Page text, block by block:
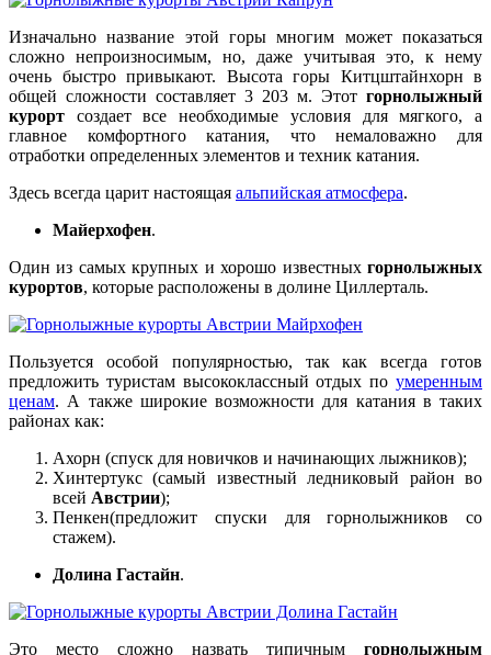
Изначально название этой горы многим может показаться
сложно непроизносимым, но, даже учитывая это, к нему
очень быстро привыкают. Высота горы Китцштайнхорн в
общей сложности составляет 3 203 м. Этот горнолыжный
курорт создает все необходимые условия для мягкого, а
главное комфортного катания, что немаловажно для
отработки определенных элементов и техник катания.
Здесь всегда царит настоящая альпийская атмосфера.
Майерхофен.
Один из самых крупных и хорошо известных горнолыжных
курортов, которые расположены в долине Циллерталь.
Пользуется особой популярностью, так как всегда готов
предложить туристам высококлассный отдых по умеренным
ценам. А также широкие возможности для катания в таких
районах как:
Ахорн (спуск для новичков и начинающих лыжников);
Хинтертукс (самый известный ледниковый район во
всей Австрии);
Пенкен(предложит спуски для горнолыжников со
стажем).
Долина Гастайн.
Это место сложно назвать типичным горнолыжным